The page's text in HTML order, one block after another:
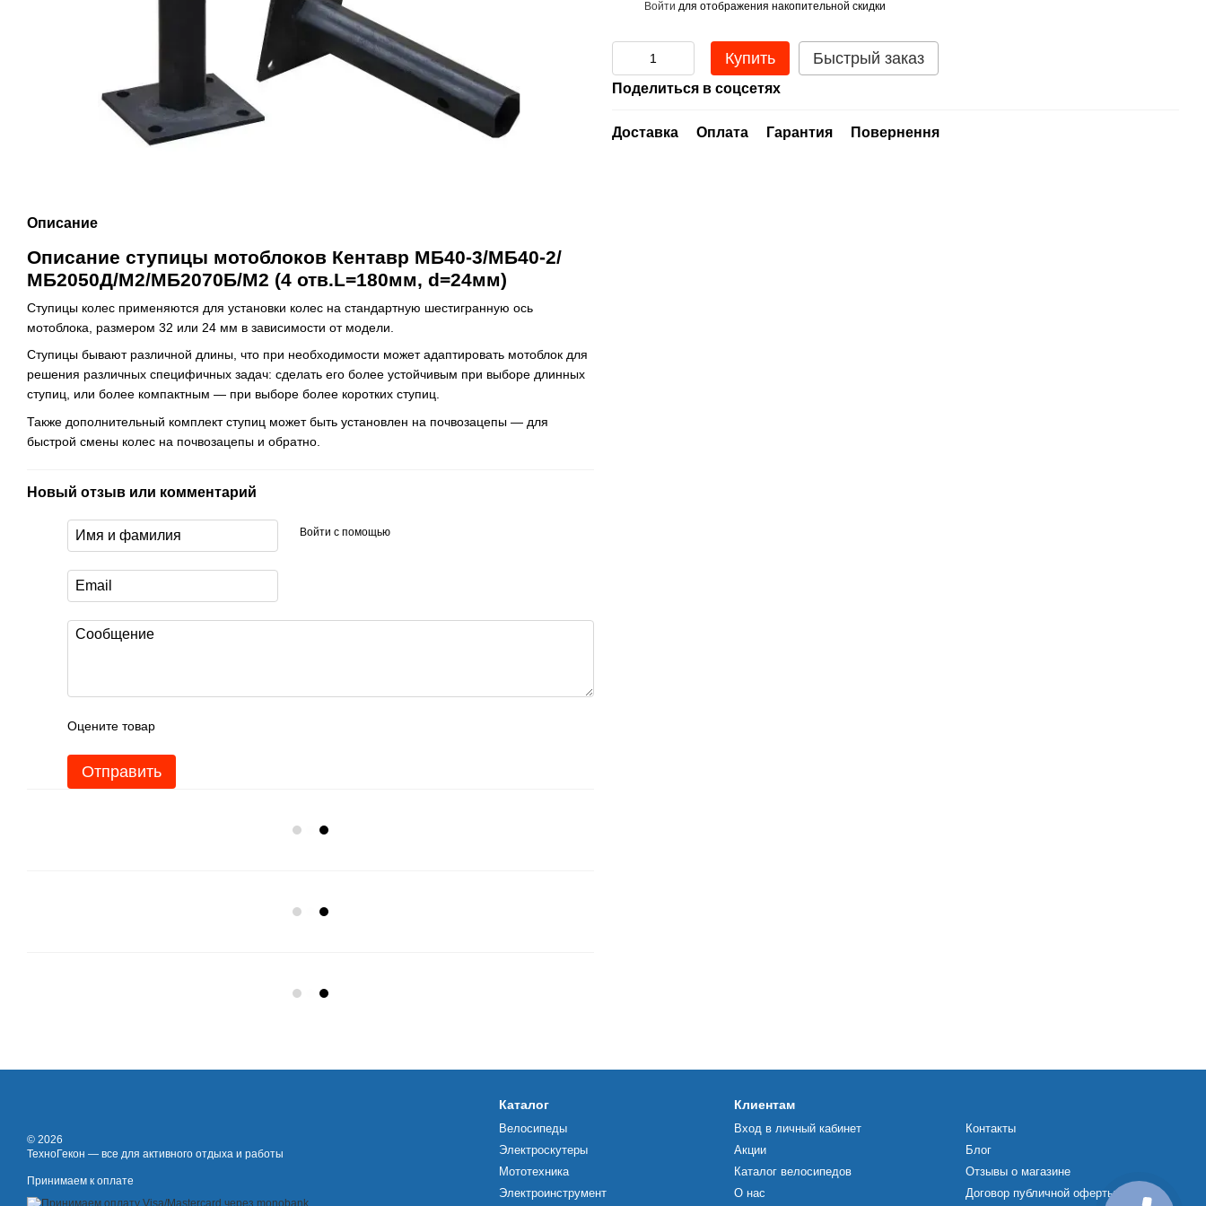
Описание
Описание ступицы мотоблоков Кентавр МБ40-3/МБ40-2/
МБ2050Д/М2/МБ2070Б/М2 (4 отв.L=180мм, d=24мм)
Ступицы колес применяются для установки колес на стандартную шестигранную ось
мотоблока, размером 32 или 24 мм в зависимости от модели.
Ступицы бывают различной длины, что при необходимости может адаптировать мотоблок для
решения различных специфичных задач: сделать его более устойчивым при выборе длинных
ступиц, или более компактным — при выборе более коротких ступиц.
Также дополнительный комплект ступиц может быть установлен на почвозацепы — для
быстрой смены колес на почвозацепы и обратно.
Новый отзыв или комментарий
Войти с помощью
Оцените товар
Отправить
Войти для отображения накопительной скидки
Купить Быстрый заказ
Поделиться в соцсетях
Доставка Оплата Гарантия Повернення
© 2026
ТехноГекон — все для активного отдыха и работы
Принимаем к оплате
Каталог
Велосипеды
Электроскутеры
Мототехника
Электроинструмент
Клиентам
Вход в личный кабинет
Акции
Каталог велосипедов
О нас
Контакты
Блог
Отзывы о магазине
Договор публичной оферты